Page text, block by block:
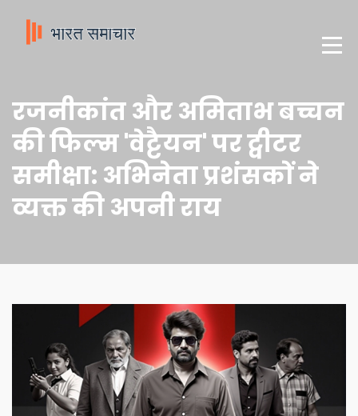
रजनीकांत और अमिताभ बच्चन
की फिल्म 'वेट्टैयन' पर ट्वीटर
समीक्षा: अभिनेता प्रशंसकों ने
व्यक्त की अपनी राय